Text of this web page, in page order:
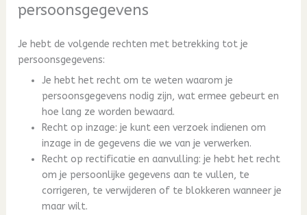
persoonsgegevens
Je hebt de volgende rechten met betrekking tot je
persoonsgegevens:
Je hebt het recht om te weten waarom je
persoonsgegevens nodig zijn, wat ermee gebeurt en
hoe lang ze worden bewaard.
Recht op inzage: je kunt een verzoek indienen om
inzage in de gegevens die we van je verwerken.
Recht op rectificatie en aanvulling: je hebt het recht
om je persoonlijke gegevens aan te vullen, te
corrigeren, te verwijderen of te blokkeren wanneer je
maar wilt.